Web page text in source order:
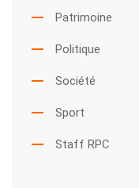
Patrimoine
Politique
Société
Sport
Staff RPC